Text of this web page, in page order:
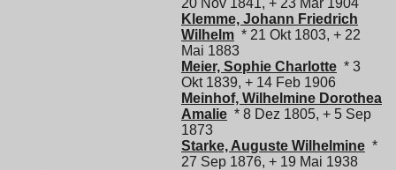
Klemme, Johann Friedrich
Wilhelm * 21 Okt 1803, + 22
Mai 1883
Meier, Sophie Charlotte * 3
Okt 1839, + 14 Feb 1906
Meinhof, Wilhelmine Dorothea
Amalie * 8 Dez 1805, + 5 Sep
1873
Starke, Auguste Wilhelmine *
27 Sep 1876, + 19 Mai 1938